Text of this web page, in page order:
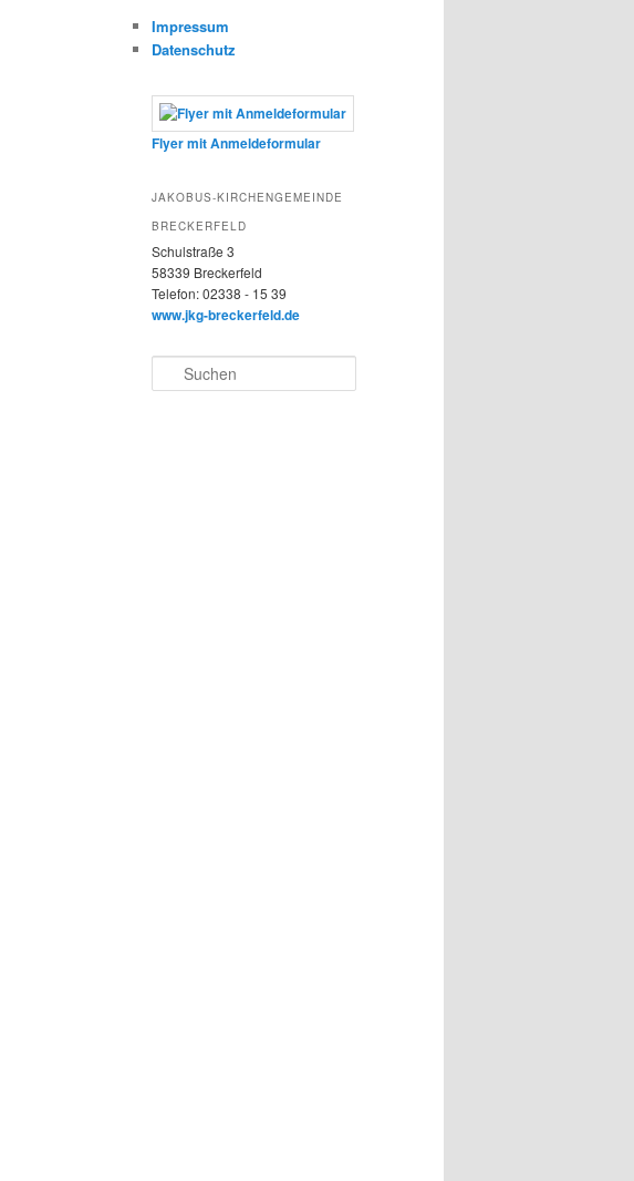
Impressum
Datenschutz
Flyer mit Anmeldeformular
JAKOBUS-KIRCHENGEMEINDE
BRECKERFELD
Schulstraße 3
58339 Breckerfeld
Telefon: 02338 - 15 39
www.jkg-breckerfeld.de
Suchen